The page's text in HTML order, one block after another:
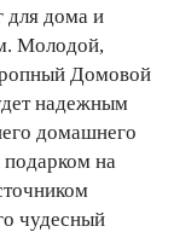
для дома и
Молодой,
Домовой
надежным
домашнего
подарком на
чудесный